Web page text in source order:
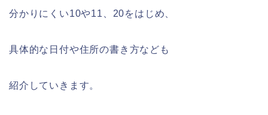
分かりにくい10や11、20をはじめ、
具体的な日付や住所の書き方なども
紹介していきます。